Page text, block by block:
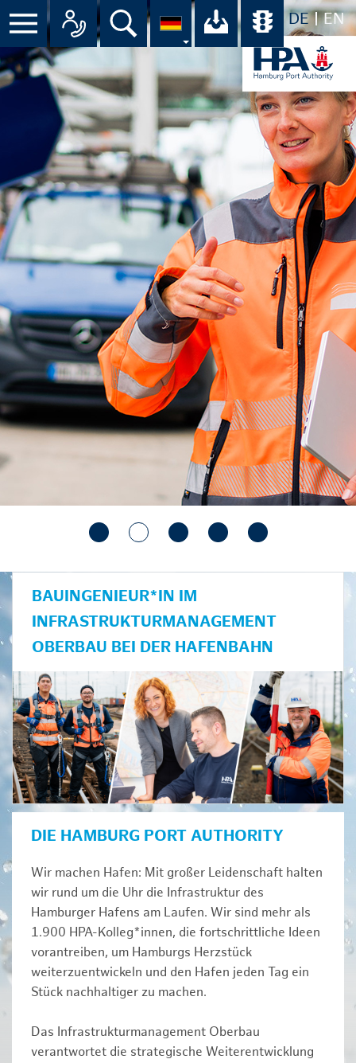
DE EN
Suche Ihr Download-
BAUINGENIEUR*IN IM
INFRASTRUKTURMANAGEMENT
OBERBAU BEI DER HAFENBAHN
DIE HAMBURG PORT AUTHORITY
Wir machen Hafen: Mit großer Leidenschaft halten
wir rund um die Uhr die Infrastruktur des
Hamburger Hafens am Laufen. Wir sind mehr als
1.900 HPA-Kolleg*innen, die fortschrittliche Ideen
vorantreiben, um Hamburgs Herzstück
weiterzuentwickeln und den Hafen jeden Tag ein
Stück nachhaltiger zu machen.
Das Infrastrukturmanagement Oberbau
verantwortet die strategische Weiterentwicklung